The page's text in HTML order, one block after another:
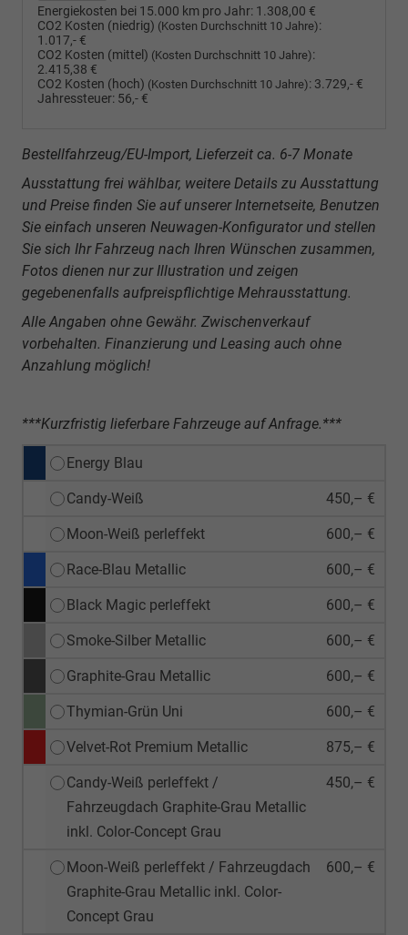
Energiekosten bei 15.000 km pro Jahr: 1.308,00 €
CO2 Kosten (niedrig) (Kosten Durchschnitt 10 Jahre):
1.017,- €
CO2 Kosten (mittel) (Kosten Durchschnitt 10 Jahre):
2.415,38 €
CO2 Kosten (hoch) (Kosten Durchschnitt 10 Jahre): 3.729,- €
Jahressteuer: 56,- €
Bestellfahrzeug/EU-Import, Lieferzeit ca. 6-7 Monate
Ausstattung frei wählbar, weitere Details zu Ausstattung
und Preise finden Sie auf unserer Internetseite, Benutzen
Sie einfach unseren Neuwagen-Konfigurator und stellen
Sie sich Ihr Fahrzeug nach Ihren Wünschen zusammen,
Fotos dienen nur zur Illustration und zeigen
gegebenenfalls aufpreispflichtige Mehrausstattung.
Alle Angaben ohne Gewähr. Zwischenverkauf
vorbehalten. Finanzierung und Leasing auch ohne
Anzahlung möglich!
***Kurzfristig lieferbare Fahrzeuge auf Anfrage.***
Energy Blau
Candy-Weiß 450,– €
Moon-Weiß perleffekt 600,– €
Race-Blau Metallic 600,– €
Black Magic perleffekt 600,– €
Smoke-Silber Metallic 600,– €
Graphite-Grau Metallic 600,– €
Thymian-Grün Uni 600,– €
Velvet-Rot Premium Metallic 875,– €
Candy-Weiß perleffekt /
Fahrzeugdach Graphite-Grau Metallic
inkl. Color-Concept Grau
450,– €
Moon-Weiß perleffekt / Fahrzeugdach
Graphite-Grau Metallic inkl. Color-
Concept Grau
600,– €